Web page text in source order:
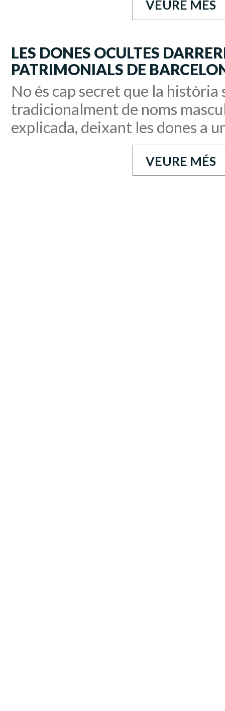
VEURE MÉS
LES DONES OCULTES
PATRIMONIALS DE
No és cap secret que la història
tradicionalment de noms
explicada, deixant les dones a
VEURE MÉS